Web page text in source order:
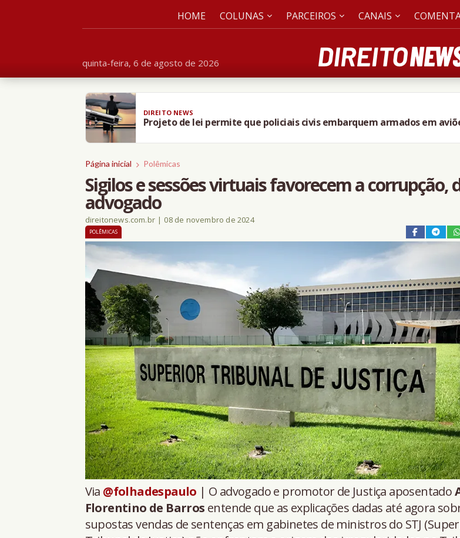
quinta-feira, 6 de agosto de 2026
HOME COLUNAS PARCEIROS CANAIS
DIREITO NEWS
Projeto de lei permite que policiais civis embarquem armados em
Página inicial Polêmicas
Sigilos e sessões virtuais favorecem a corrupção,
advogado
direitonews.com.br | 08 de novembro de 2024
POLÊMICAS
Via @folhadespaulo | O advogado e promotor de Justiça aposentado
Florentino de Barros entende que as explicações dadas até agora
supostas vendas de sentenças em gabinetes de ministros do STJ